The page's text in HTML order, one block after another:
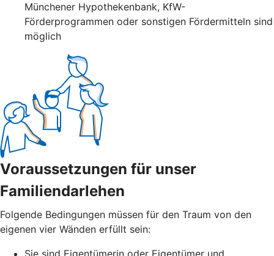
Münchener Hypothekenbank, KfW-
Förderprogrammen oder sonstigen Fördermitteln sind
möglich
Voraussetzungen für unser
Familiendarlehen
Folgende Bedingungen müssen für den Traum von den
eigenen vier Wänden erfüllt sein: